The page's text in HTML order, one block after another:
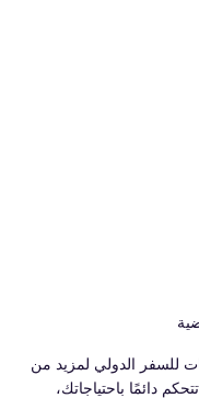
للسفر الدولي لمزيد من
المعلومات. تذكّر أنك مع Roamless eSIM تتحكم دائمًا باحتياجاتك،